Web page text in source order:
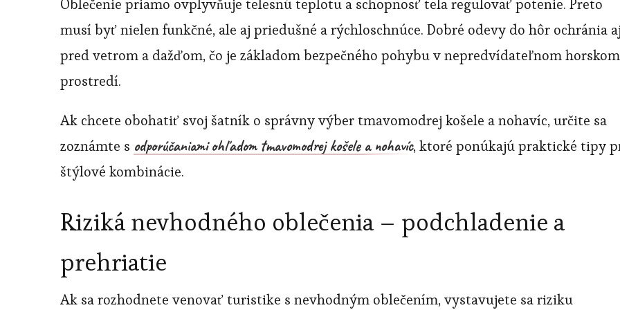
Oblečenie priamo ovplyvňuje telesnú teplotu a schopnosť tela regulovať potenie. Preto
musí byť nielen funkčné, ale aj priedušné a rýchloschnúce. Dobré odevy do hôr ochránia
pred vetrom a dažďom, čo je základom bezpečného pohybu v nepredvídateľnom horskom
prostredí.
Ak chcete obohatiť svoj šatník o správny výber tmavomodrej košele a nohavíc, určite sa
zoznámte s odporúčaniami ohľadom tmavomodrej košele a nohavíc, ktoré ponúkajú praktické tipy
štýlové kombinácie.
Riziká nevhodného oblečenia – podchladenie a
prehriatie
Ak sa rozhodnete venovať turistike s nevhodným oblečením, vystavujete sa riziku